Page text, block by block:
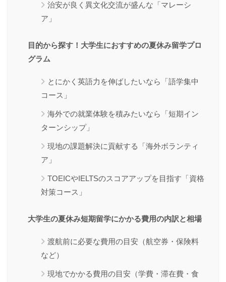
治安が良く異文化交流が盛んな「マレーシ
ア」
目的から探す！大学生におすすめの夏休み留学プロ
グラム
とにかく英語力を伸ばしたいなら「語学集中
コース」
海外での就業体験を積みたいなら「短期イン
ターンシップ」
現地の課題解決に貢献する「海外ボランティ
ア」
TOEICやIELTSのスコアアップを目指す「資格
対策コース」
大学生の夏休み短期留学にかかる費用の内訳と相場
渡航前に必要な費用の目安（航空券・保険料
など）
現地でかかる費用の目安（学費・滞在費・食